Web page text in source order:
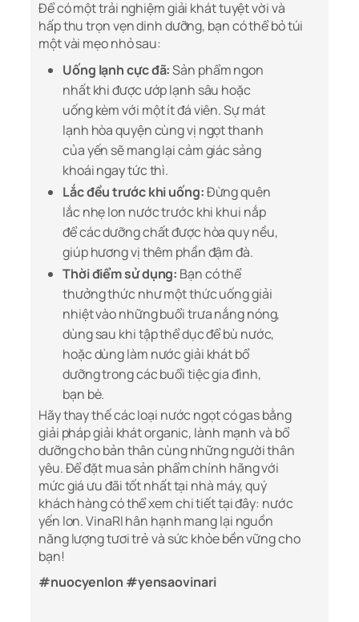
Để có một trải nghiệm giải khát tuyệt vời và
hấp thu trọn vẹn dinh dưỡng, bạn có thể bỏ túi
một vài mẹo nhỏ sau:
Uống lạnh cực đã:Sản phẩm ngon
nhất khi được ướp lạnh sâu hoặc
uống kèm với một ít đá viên. Sự mát
lạnh hòa quyện cùng vị ngọt thanh
của yến sẽ mang lại cảm giác sảng
khoái ngay tức thì.
Lắc đều trước khi uống:Đừng quên
lắc nhẹ lon nước trước khi khui nắp
để các dưỡng chất được hòa quy nều,
giúp hương vị thêm phần đậm đà.
Thời điểm sử dụng: Bạn có thể
thưởng thức như một thức uống giải
nhiệt vào những buổi trưa nắng nóng,
dùng sau khi tập thể dục để bù nước,
hoặc dùng làm nước giải khát bổ
dưỡng trong các buổi tiệc gia đình,
bạn bè.
Hãy thay thế các loại nước ngọt có gas bằng
giải pháp giải khát organic, lành mạnh và bổ
dưỡng cho bản thân cùng những người thân
yêu. Để đặt mua sản phẩm chính hãng với
mức giá ưu đãi tốt nhất tại nhà máy, quý
khách hàng có thể xem chi tiết tại đây: nước
yến lon. VinaRI hân hạnh mang lại nguồn
năng lượng tươi trẻ và sức khỏe bền vững cho
bạn!
#nuocyenlon #yensaovinari